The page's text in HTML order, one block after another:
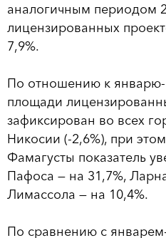
аналогичным периодом
лицензированных
7,9%.
По отношению к
площади
зафиксирован во всех
Никосии (-2,6%), при
Фамагусты показатель
Пафоса — на 31,7%,
Лимассола — на 10,4%.
По сравнению с